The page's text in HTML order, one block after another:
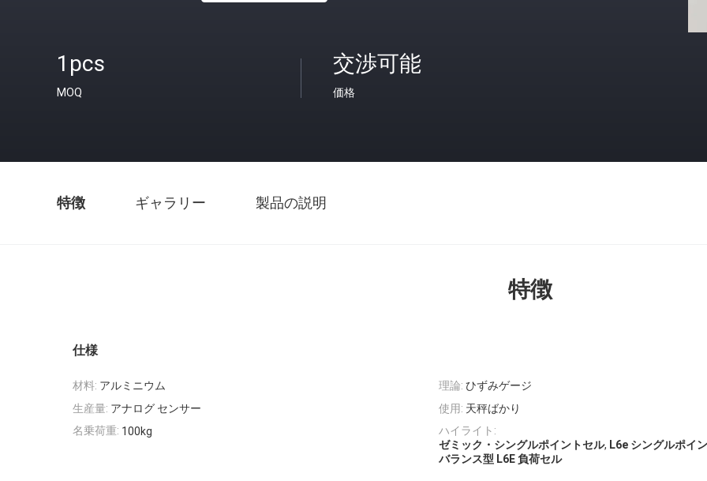
1pcs
MOQ
交渉可能
価格
特徴 ギャラリー 製品の説明
特徴
仕様
材料: アルミニウム 理論: ひずみゲージ
生産量: アナログ センサー 使用: 天秤ばかり
名乗荷重: 100kg
ハイライト:
ゼミック・シングルポイントセル, L6e シングルポイ
バランス型 L6E 負荷セル